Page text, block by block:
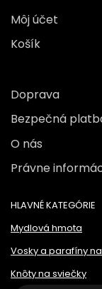
Môj účet
Košík
Doprava
Bezpečná
O nás
Právne
HLAVNÉ KATEGÓRIE
Mydlová hmota
Vosky a parafíny
Knôty na sviečky